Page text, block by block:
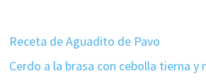
Receta de Aguadito de Pavo
Cerdo a la brasa con cebolla tierna y